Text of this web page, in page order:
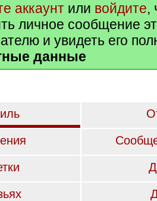
аккаунт или войдите,
личное сообщение
и увидеть его
данные